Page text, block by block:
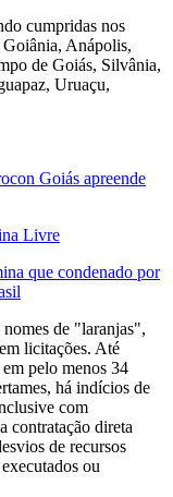
cumpridas nos
Anápolis,
de Goiás, Silvânia,
Uruaçu,
Goiás apreende
Livre
que condenado por
de "laranjas",
licitações. Até
pelo menos 34
há indícios de
com
contratação direta
de recursos
ou